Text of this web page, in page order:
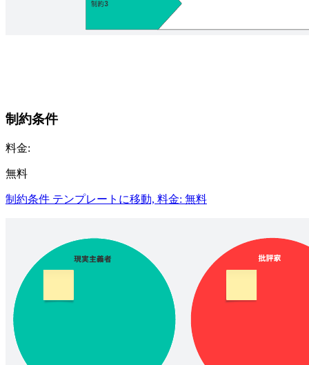
制約条件
料金:
無料
制約条件 テンプレートに移動, 料金: 無料